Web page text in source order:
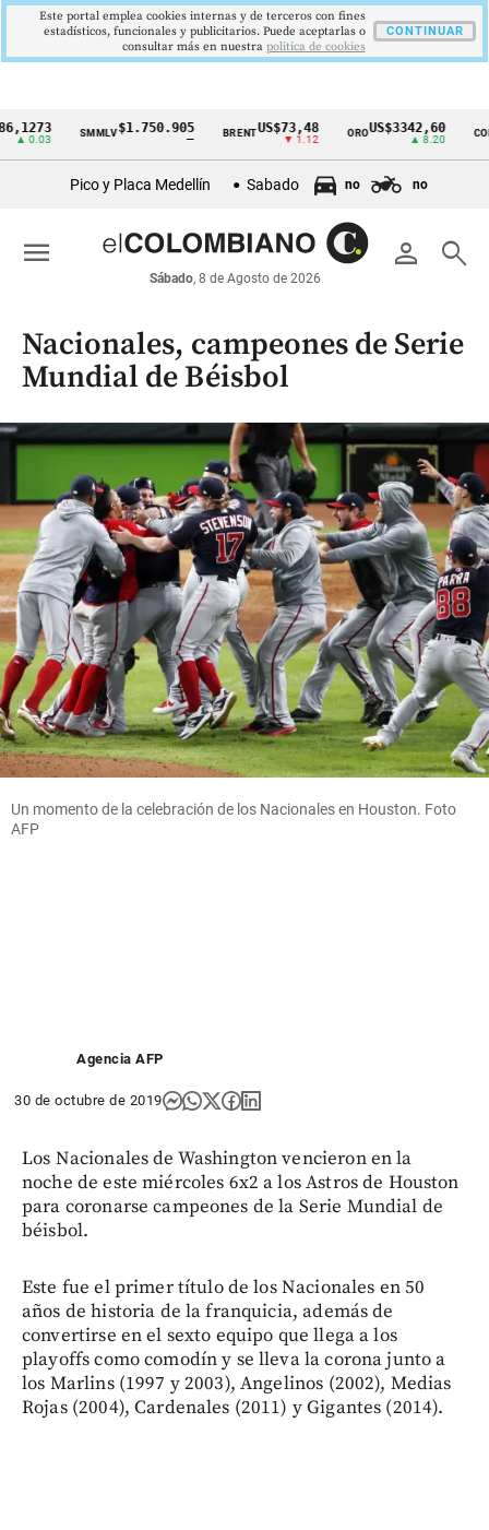
Cintillo
económicos
Colombia
SMMLV $1.750.905 BRENT US$73,48
▼ 1.12
ORO US$3342,60
▲ 8.20
COLCAP
Pico y Placa Medellín Sabado no no
person search
Sábado, 8 de Agosto de 2026
menu
Nacionales, campeones de Serie
Mundial de Béisbol
Un momento de la celebración de los Nacionales en Houston. Foto
AFP
Agencia AFP
30 de octubre de 2019
Los Nacionales de Washington vencieron en la
noche de este miércoles 6x2 a los Astros de Houston
para coronarse campeones de la Serie Mundial de
béisbol.
Este fue el primer título de los Nacionales en 50
años de historia de la franquicia, además de
convertirse en el sexto equipo que llega a los
playoffs como comodín y se lleva la corona junto a
los Marlins (1997 y 2003), Angelinos (2002), Medias
Rojas (2004), Cardenales (2011) y Gigantes (2014).
Este portal emplea cookies internas y de terceros con fines
estadísticos, funcionales y publicitarios. Puede aceptarlas o
consultar más en nuestra politica de cookies
CONTINUAR